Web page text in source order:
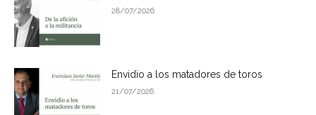
28/07/2026
Envidio a los matadores de toros
21/07/2026